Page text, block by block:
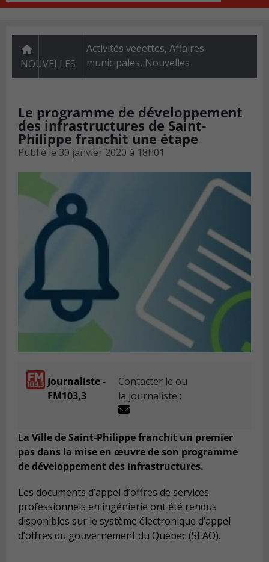
NOUVELLES
Activités vedettes,Affaires
municipales, Nouvelles
Le programme de développement
des infrastructures de Saint-
Philippe franchit une étape
Publié le 30 janvier 2020 à 18h01
Journaliste -
FM103,3
Contacter le ou
la journaliste :
La Ville de Saint-Philippe franchit un premier
pas dans la mise en œuvre de son programme
de développement des infrastructures.
Les documents d’appel d’offres de services
professionnels en ingénierie ont été rendus
disponibles sur le système électronique d’appel
d’offres du gouvernement du Québec (SEAO).